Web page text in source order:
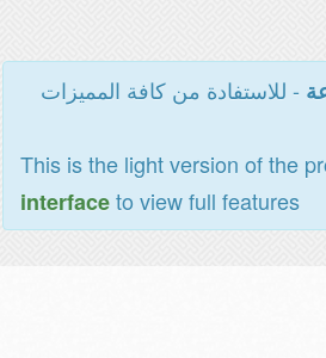
- للاستفادة من كافة المميزات
This is the light version of the
interfaceto view full features